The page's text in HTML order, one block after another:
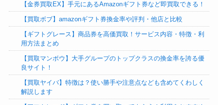
【金券買取EX】手元にあるAmazonギフト券など即買取できる！
【買取ボブ】amazonギフト券換金率や評判・他店と比較
【ギフトグレース】商品券を高価買取！サービス内容・特徴・利
用方法まとめ
【買取マンボウ】大手グループのトップクラスの換金率を誇る優
良サイト！
【買取ヤイバ】特徴は？使い勝手や注意点なども含めてくわしく
解説します